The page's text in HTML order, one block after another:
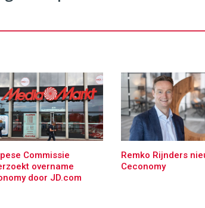
Commissie
overname
door JD.com
Remko Rijnders
Ceconomy